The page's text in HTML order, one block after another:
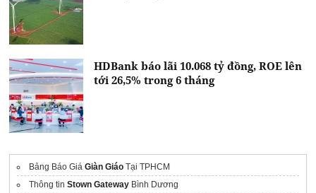
HDBank báo lãi 10.068 tỷ đồng, ROE lên
tới 26,5% trong 6 tháng
Bảng Báo GiáGiàn Giáo Tại TPHCM
Thông tinStown Gateway Bình Dương